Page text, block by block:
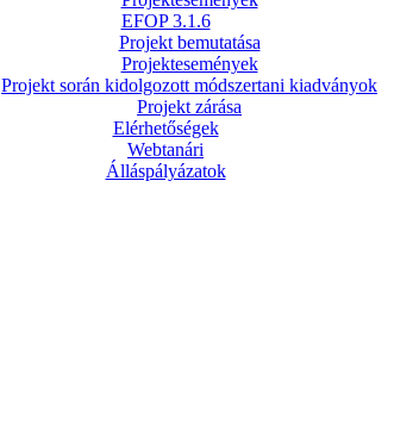
EFOP 3.1.6
Projekt bemutatása
Projektesemények
Projekt során kidolgozott módszertani kiadványok
Projekt zárása
Elérhetőségek
Webtanári
Álláspályázatok